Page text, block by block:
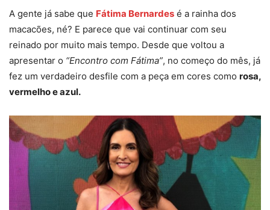
A gente já sabe que Fátima Bernardes é a rainha dos
macacões, né? E parece que vai continuar com seu
reinado por muito mais tempo. Desde que voltou a
apresentar o “Encontro com Fátima”, no começo do mês, já
fez um verdadeiro desfile com a peça em cores como rosa,
vermelho e azul.